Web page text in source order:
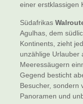
einer erstklassigen
Südafrikas
Agulhas, dem
Kontinents, zieht
unzählige Urlauber
Meeressäugern
Gegend besticht
Besucher, sondern
Panoramen und